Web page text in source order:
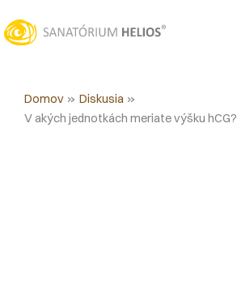
na
obsah
Domov
Diskusia
V akých jednotkách meriate výšku hCG?